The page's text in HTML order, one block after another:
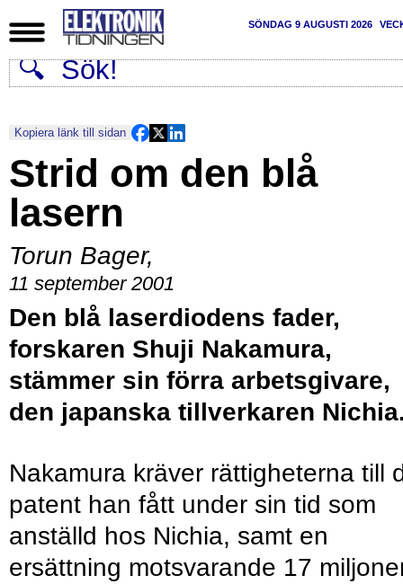
SÖNDAG 9 AUGUSTI 2026
Kopiera länk till sidan
Strid om den blå
lasern
Torun Bager,
11 september 2001
Den blå laserdiodens fader,
forskaren Shuji Nakamura,
stämmer sin förra arbetsgivare,
den japanska tillverkaren
Nakamura kräver rättigheterna till
patent han fått under sin tid som
anställd hos Nichia, samt en
ersättning motsvarande 17